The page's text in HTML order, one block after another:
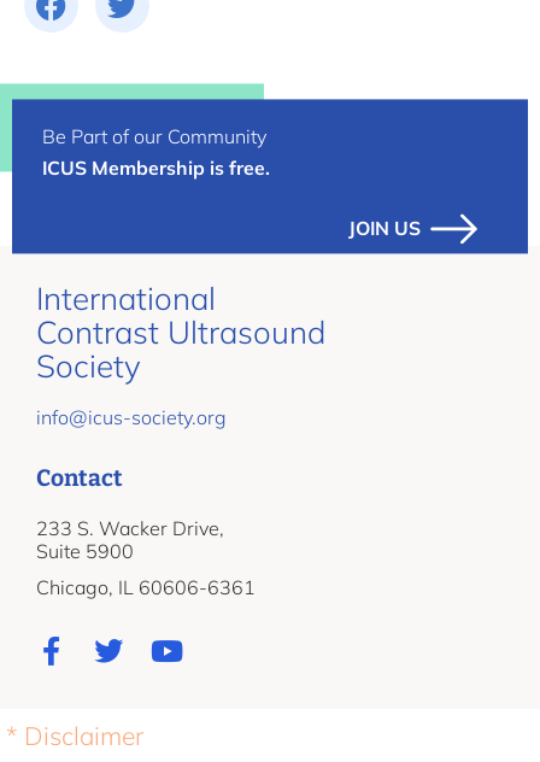
Be Part of our Community
ICUS Membership is free.
JOIN US
International
Contrast Ultrasound
Society
info@icus-society.org
Contact
233 S. Wacker Drive,
Suite 5900
Chicago, IL 60606-6361
* Disclaimer